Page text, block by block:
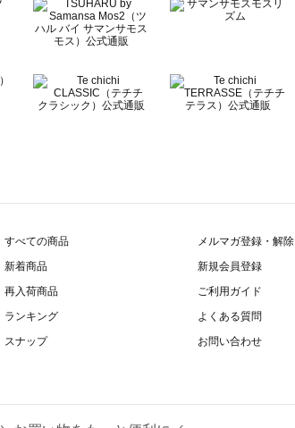
すべての商品
新着商品
再入荷商品
ランキング
スナップ
メルマガ登録・解除
新規会員登録
ご利用ガイド
よくある質問
お問い合わせ